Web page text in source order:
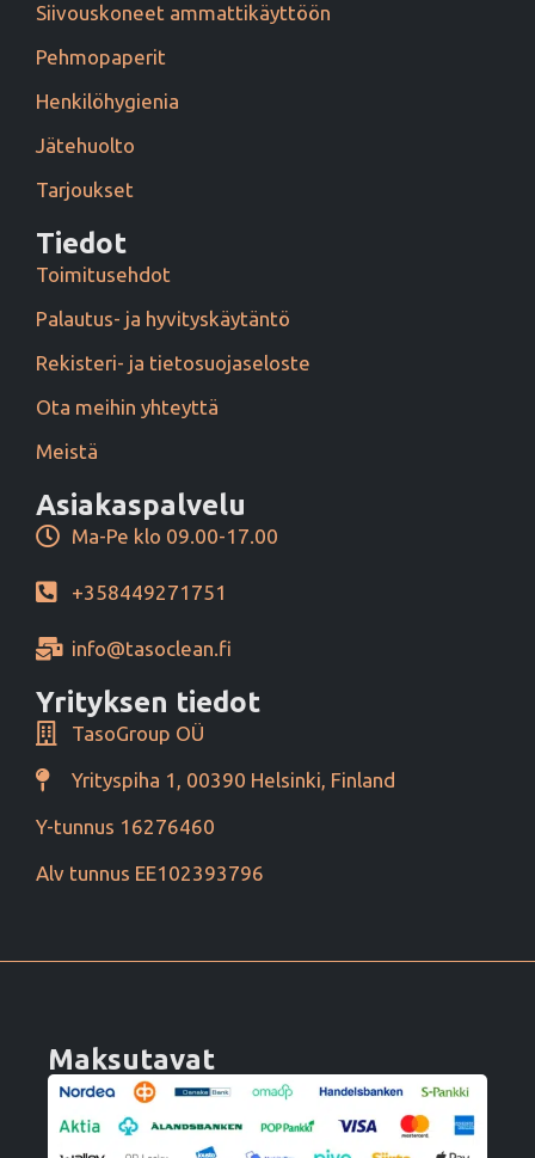
Siivouskoneet ammattikäyttöön
Pehmopaperit
Henkilöhygienia
Jätehuolto
Tarjoukset
Tiedot
Toimitusehdot
Palautus- ja hyvityskäytäntö
Rekisteri- ja tietosuojaseloste
Ota meihin yhteyttä
Meistä
Asiakaspalvelu
Ma-Pe klo 09.00-17.00
+358449271751
info@tasoclean.fi
Yrityksen tiedot
TasoGroup OÜ
Yrityspiha 1, 00390 Helsinki, Finland
Y-tunnus 16276460
Alv tunnus EE102393796
Maksutavat